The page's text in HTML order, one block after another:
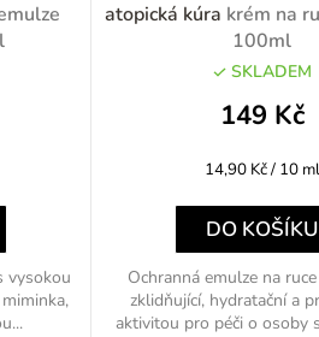
vysokou
atopická kúra krém na
100ml
SKLADEM
149 Kč
Měrná
14,90 Kč / 10 ml
DO KOŠÍKU
Ochranná emulze na
zklidňující, hydratační a
aktivitou pro péči o osoby